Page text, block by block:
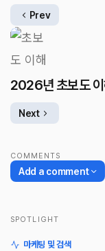
Prev
2026년 초보도 이
Next
COMMENTS
Add a comment
SPOTLIGHT
마케팅 및 검색